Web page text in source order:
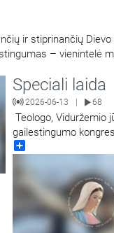
ir stiprinančių
– vienintelė
Speciali laida
2026-06-13 68
Teologo, Viduržemio
gailestingumo
šventovės rektoriaus